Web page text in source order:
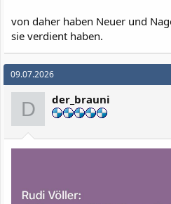
von daher haben Neuer und
sie verdient haben.
09.07.2026
D der_brauni